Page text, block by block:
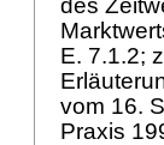
des
E. 7.1.2;
vom 16.
Praxis